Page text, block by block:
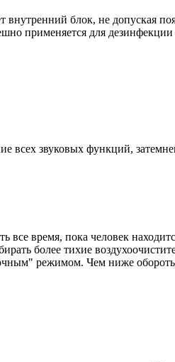
блок, не допуская
применяется для
всех звуковых функций,
время, пока человек
более тихие
режимом. Чем ниже